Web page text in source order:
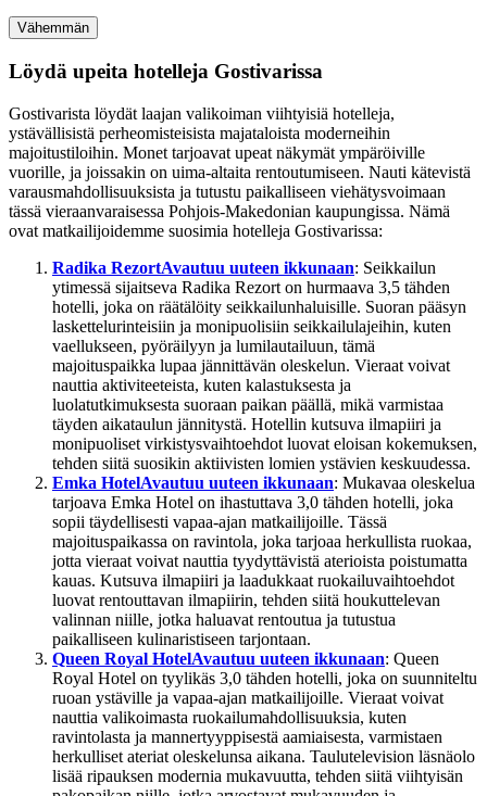
Vähemmän
Löydä upeita hotelleja Gostivarissa
Gostivarista löydät laajan valikoiman viihtyisiä hotelleja,
ystävällisistä perheomisteisista majataloista moderneihin
majoitustiloihin. Monet tarjoavat upeat näkymät ympäröiville
vuorille, ja joissakin on uima-altaita rentoutumiseen. Nauti kätevistä
varausmahdollisuuksista ja tutustu paikalliseen viehätysvoimaan
tässä vieraanvaraisessa Pohjois-Makedonian kaupungissa. Nämä
ovat matkailijoidemme suosimia hotelleja Gostivarissa:
Radika RezortAvautuu uuteen ikkunaan: Seikkailun
ytimessä sijaitseva Radika Rezort on hurmaava 3,5 tähden
hotelli, joka on räätälöity seikkailunhaluisille. Suoran pääsyn
laskettelurinteisiin ja monipuolisiin seikkailulajeihin, kuten
vaellukseen, pyöräilyyn ja lumilautailuun, tämä
majoituspaikka lupaa jännittävän oleskelun. Vieraat voivat
nauttia aktiviteeteista, kuten kalastuksesta ja
luolatutkimuksesta suoraan paikan päällä, mikä varmistaa
täyden aikataulun jännitystä. Hotellin kutsuva ilmapiiri ja
monipuoliset virkistysvaihtoehdot luovat eloisan kokemuksen,
tehden siitä suosikin aktiivisten lomien ystävien keskuudessa.
Emka HotelAvautuu uuteen ikkunaan: Mukavaa oleskelua
tarjoava Emka Hotel on ihastuttava 3,0 tähden hotelli, joka
sopii täydellisesti vapaa-ajan matkailijoille. Tässä
majoituspaikassa on ravintola, joka tarjoaa herkullista ruokaa,
jotta vieraat voivat nauttia tyydyttävistä aterioista poistumatta
kauas. Kutsuva ilmapiiri ja laadukkaat ruokailuvaihtoehdot
luovat rentouttavan ilmapiirin, tehden siitä houkuttelevan
valinnan niille, jotka haluavat rentoutua ja tutustua
paikalliseen kulinaristiseen tarjontaan.
Queen Royal HotelAvautuu uuteen ikkunaan: Queen
Royal Hotel on tyylikäs 3,0 tähden hotelli, joka on suunniteltu
ruoan ystäville ja vapaa-ajan matkailijoille. Vieraat voivat
nauttia valikoimasta ruokailumahdollisuuksia, kuten
ravintolasta ja mannertyyppisestä aamiaisesta, varmistaen
herkulliset ateriat oleskelunsa aikana. Taulutelevision läsnäolo
lisää ripauksen modernia mukavuutta, tehden siitä viihtyisän